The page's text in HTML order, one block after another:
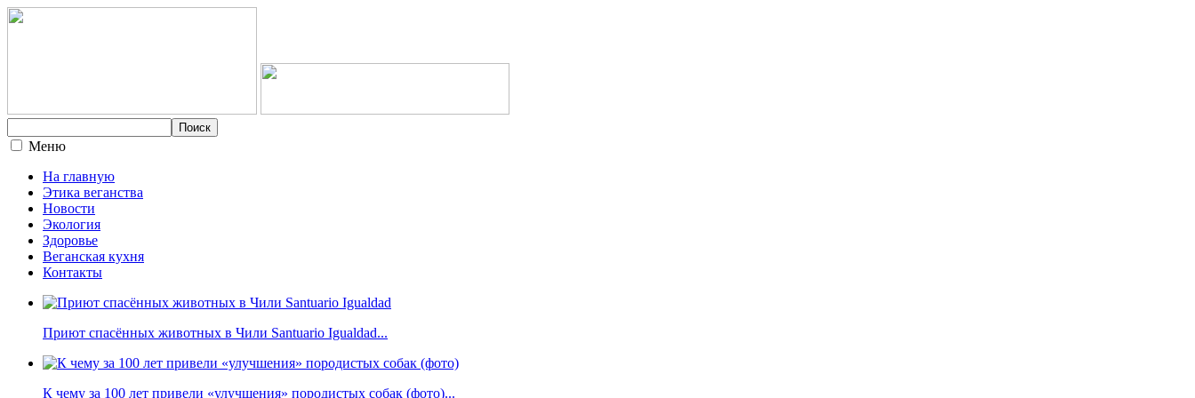
Меню
На главную
Этика веганства
Новости
Экология
Здоровье
Веганская кухня
Контакты
Приют спасённых животных в Чили Santuario Igualdad...
К чему за 100 лет привели «улучшения» породистых собак (фото)...